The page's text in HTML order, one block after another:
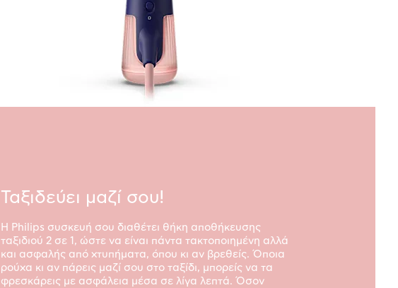
Ταξιδεύει μαζί σου!
Η Philips συσκευή σου διαθέτει θήκη αποθήκευσης
ταξιδιού 2 σε 1, ώστε να είναι πάντα τακτοποιημένη αλλά
και ασφαλής από χτυπήματα, όπου κι αν βρεθείς. Όποια
ρούχα κι αν πάρεις μαζί σου στο ταξίδι, μπορείς να τα
φρεσκάρεις με ασφάλεια μέσα σε λίγα λεπτά. Όσον